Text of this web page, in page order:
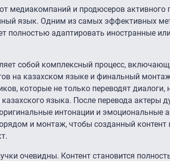
медиакомпаний и продюсеров
язык. Одним из самых эффективных
полностью адаптировать иностранные
собой комплексный процесс,
на казахском языке и финальный
которые не только переводят диалоги,
языка. После перевода актеры
оригинальные интонации и
и монтаж, чтобы созданный контент
очевидны. Контент становится